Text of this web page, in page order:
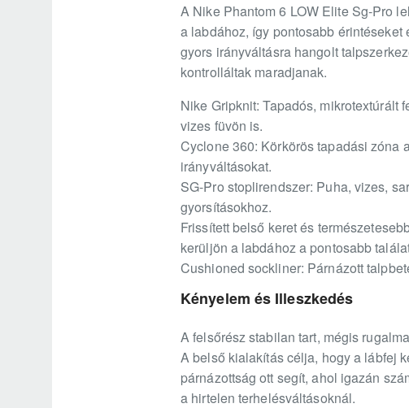
A Nike Phantom 6 LOW Elite Sg-Pro
a labdához, így pontosabb
gyors irányváltásra hangolt
kontrolláltak maradjanak.
Nike Gripknit: Tapadós, mikrotextúrált
vizes füvön is.
Cyclone 360: Körkörös tapadási zóna
irányváltásokat.
SG-Pro stoplirendszer: Puha, vizes,
gyorsításokhoz.
Frissített belső keret és
kerüljön a labdához a pontosabb
Cushioned sockliner: Párnázott
Kényelem és Illeszkedés
A felsőrész stabilan tart, mégis
A belső kialakítás célja, hogy a lábfej
párnázottság ott segít, ahol igazán
a hirtelen terhelésváltásoknál.